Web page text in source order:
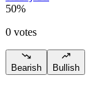
50%
0 votes
Bearish Bullish